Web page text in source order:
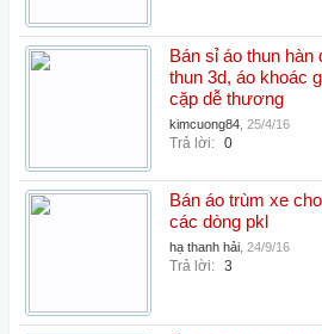
Bán sỉ áo thun hàn
thun 3d, áo khoác
cặp dễ thương
kimcuong84 25/4/16
Trả lời: 0
Bán áo trùm xe
các dòng pkl
hạ thanh hải 24/9/16
Trả lời: 3